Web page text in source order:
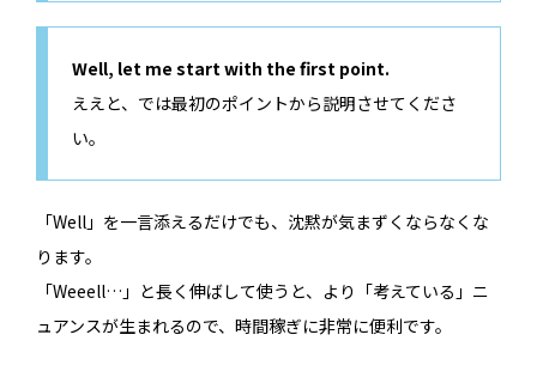
Well, let me start with the first point.
ええと、では最初のポイントから説明させてくださ
い。
「Well」を一言添えるだけでも、沈黙が気まずくならなくな
ります。
「Weeell…」と長く伸ばして使うと、より「考えている」ニ
ュアンスが生まれるので、時間稼ぎに非常に便利です。